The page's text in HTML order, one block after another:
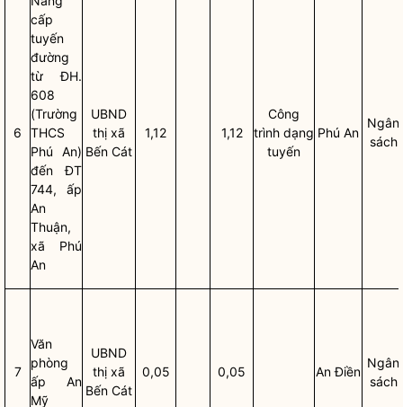
6
cấp
tuyến
đường
từ ĐH.
608
(Trường
THCS
Phú An)
đến ĐT
744, ấp
An
Thuận,
xã Phú
An
UBND
thị xã
Bến Cát
1,12 1,12
Công
trình dạng
tuyến
Phú An
Ngân
sách
7
Văn
phòng
ấp An
Mỹ
UBND
thị xã
Bến Cát
0,05 0,05 An Điền
Ngân
sách